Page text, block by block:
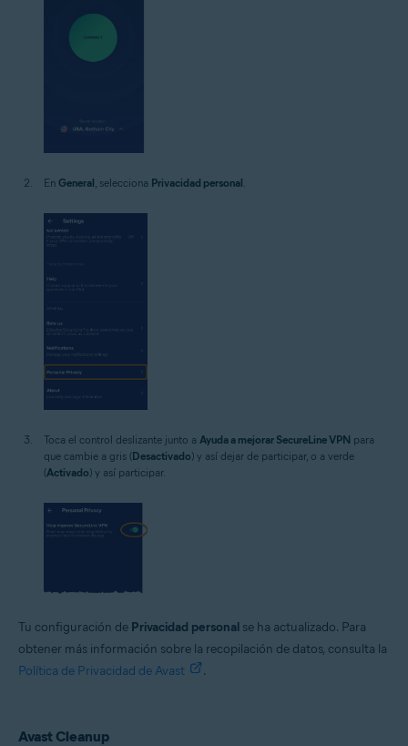
En General, selecciona Privacidad personal.
Toca el control deslizante junto a Ayuda a mejorar SecureLine VPN para
que cambie a gris (Desactivado) y así dejar de participar, o a verde
(Activado) y así participar.
Tu configuración de Privacidad personal se ha actualizado. Para
obtener más información sobre la recopilación de datos, consulta la
Política de Privacidad de Avast
.
Avast Cleanup